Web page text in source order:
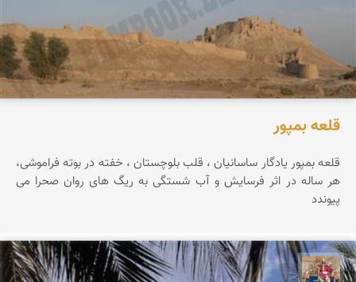
قلعه بمپور
قلعه بمپور یادگار ساسانیان ، قلب بلوچستان ، خفته در بوته فراموشی،
هر ساله در اثر فرسایش و آب شستگی به ریگ های روان صحرا می
پیوندد
هادی کرایی